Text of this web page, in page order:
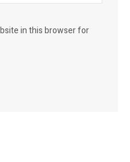
in this browser for